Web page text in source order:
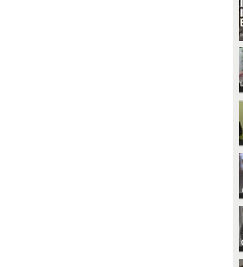
Berlino, il leader della Lega torna
alla carica con un vecchio cavallo
di battaglia leghista: "Stop a ogni